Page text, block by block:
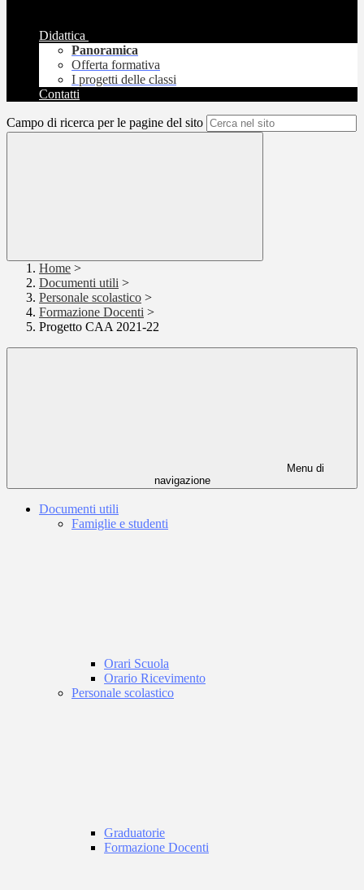
Didattica
Panoramica
Offerta formativa
I progetti delle classi
Contatti
Campo di ricerca per le pagine del sito
Home >
Documenti utili >
Personale scolastico >
Formazione Docenti >
Progetto CAA 2021-22
Menu di
navigazione
Documenti utili
Famiglie e studenti
Orari Scuola
Orario Ricevimento
Personale scolastico
Graduatorie
Formazione Docenti